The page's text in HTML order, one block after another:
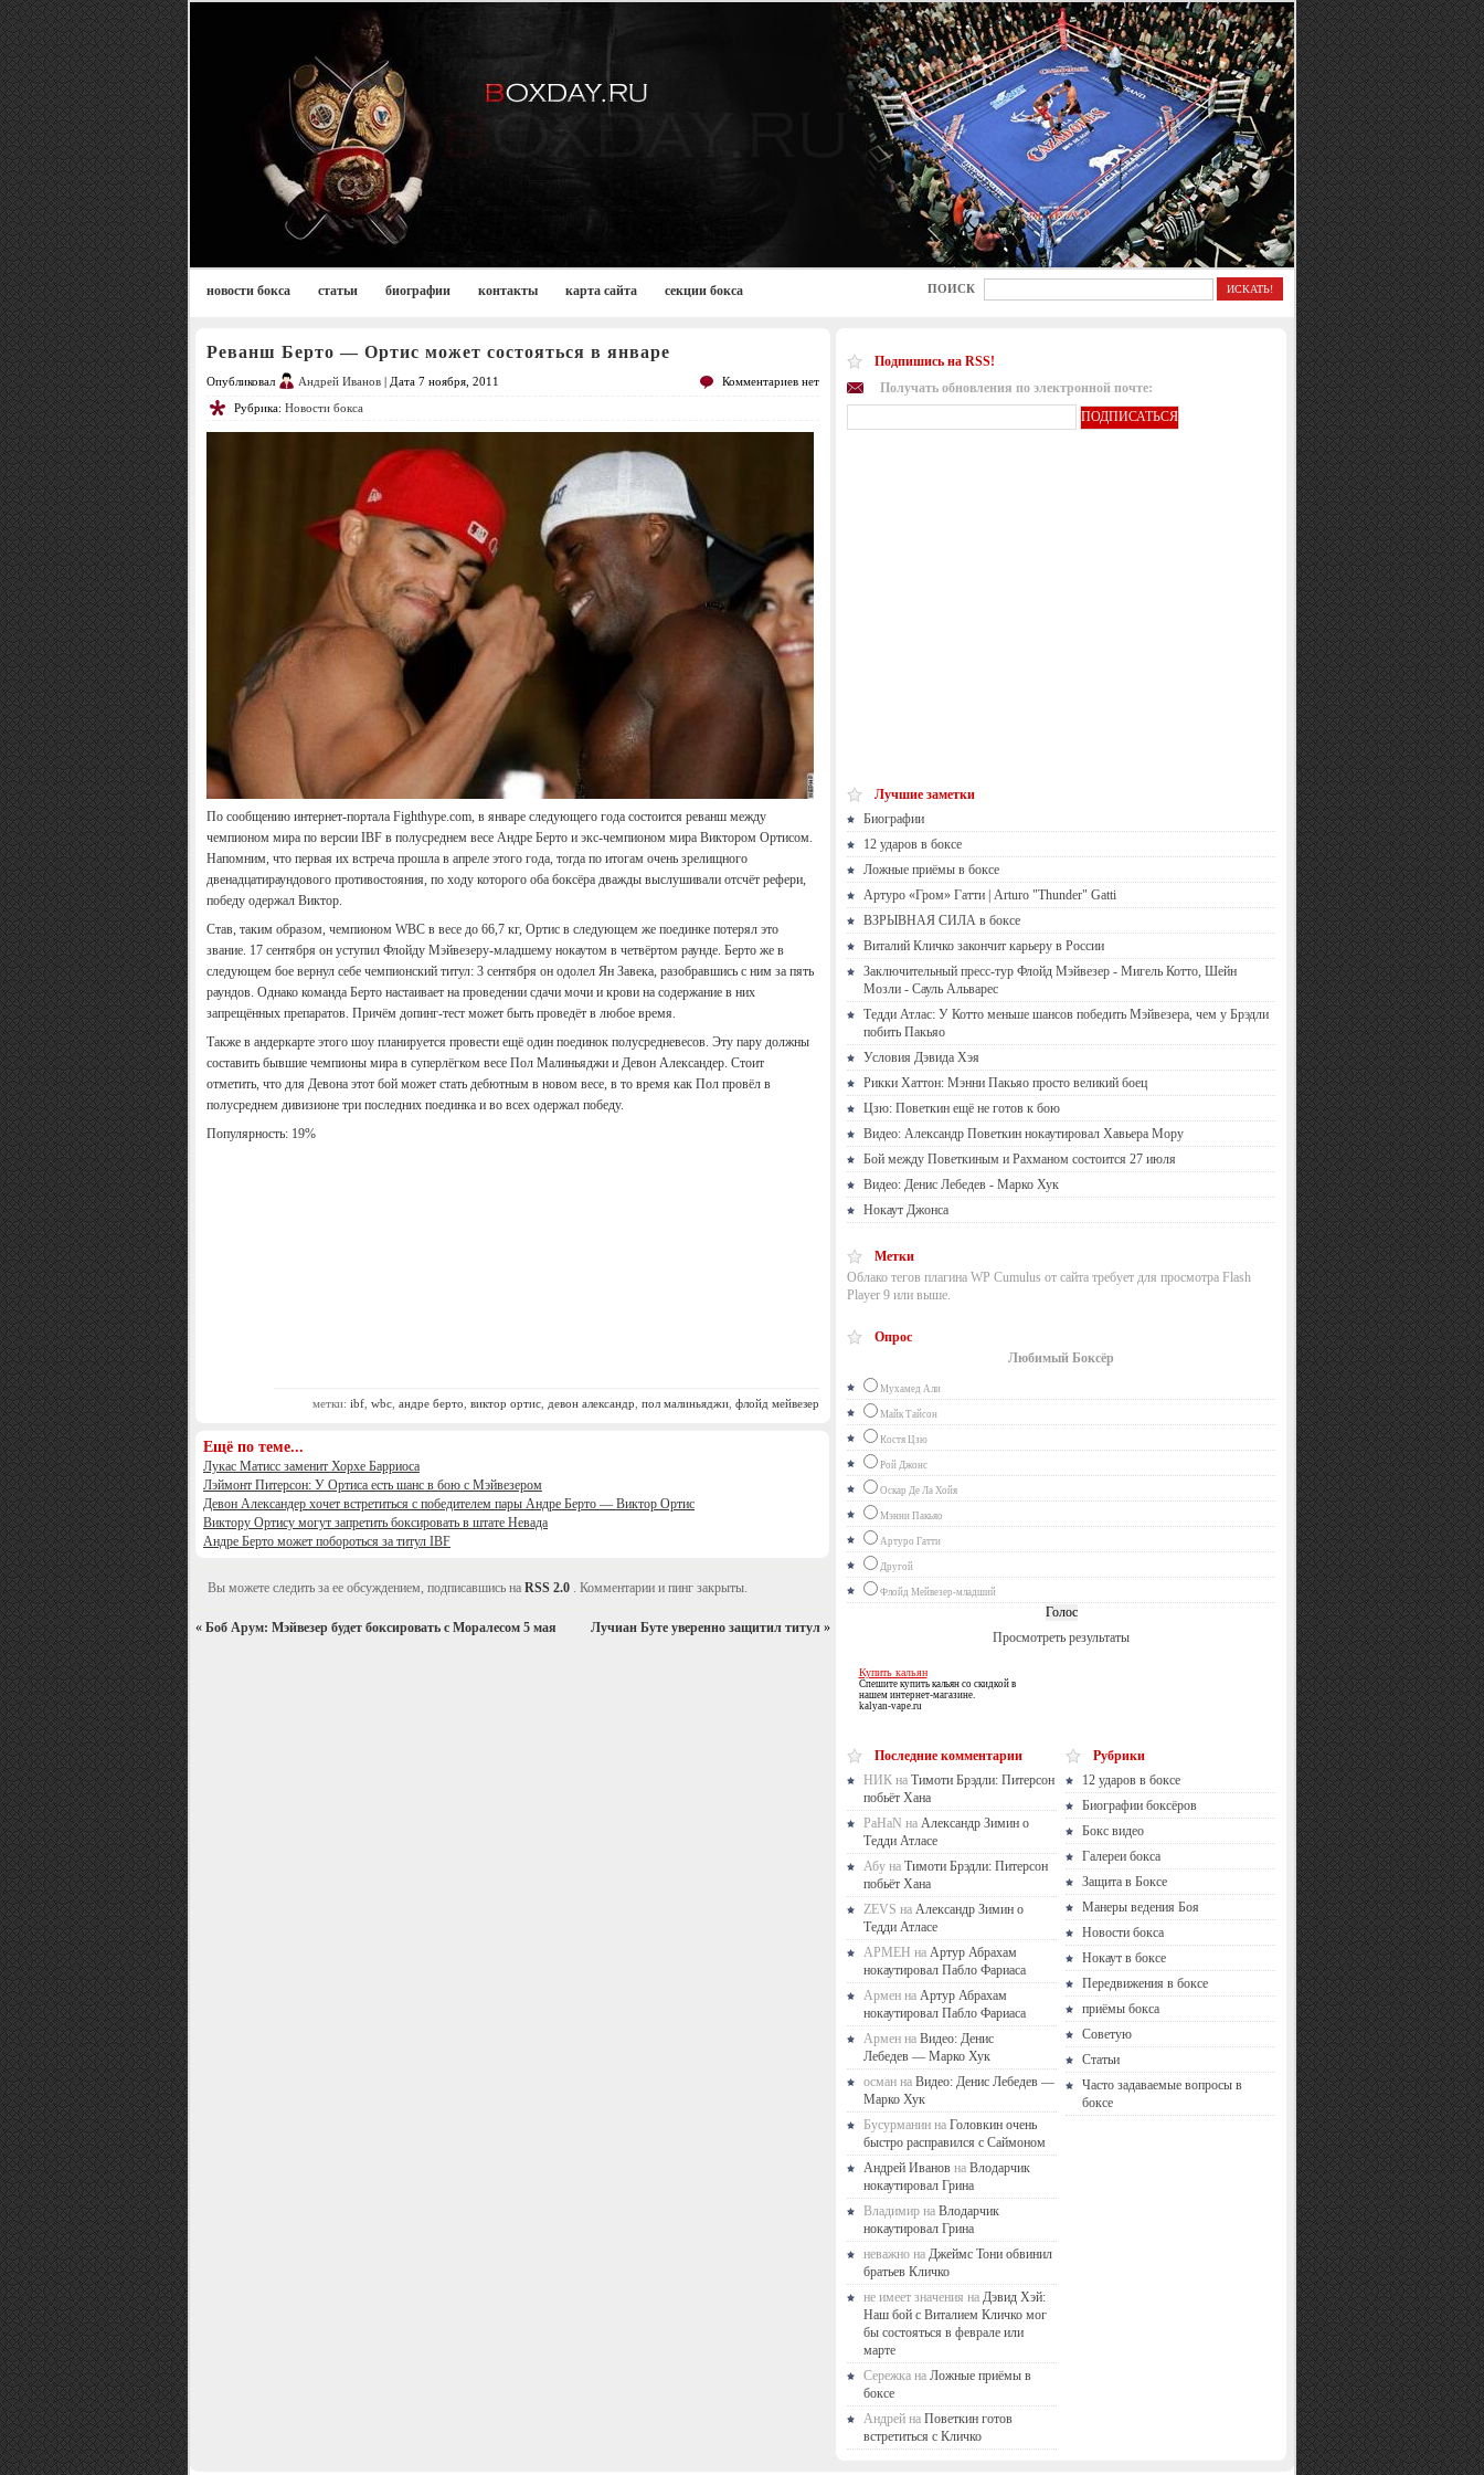
новости бокса статьи биографии контакты карта сайта секции бокса ПОИСК
Реванш Берто — Ортис может состояться в январе
Опубликовал Андрей Иванов | Дата 7 ноября, 2011
Комментариев нет
Рубрика: Новости бокса
По сообщению интернет-портала Fighthype.com, в январе следующего года состоится реванш между
чемпионом мира по версии IBF в полусреднем весе Андре Берто и экс-чемпионом мира Виктором Ортисом.
Напомним, что первая их встреча прошла в апреле этого года, тогда по итогам очень зрелищного
двенадцатираундового противостояния, по ходу которого оба боксёра дважды выслушивали отсчёт рефери,
победу одержал Виктор.
Став, таким образом, чемпионом WBC в весе до 66,7 кг, Ортис в следующем же поединке потерял это
звание. 17 сентября он уступил Флойду Мэйвезеру-младшему нокаутом в четвёртом раунде. Берто же в
следующем бое вернул себе чемпионский титул: 3 сентября он одолел Ян Завека, разобравшись с ним за пять
раундов. Однако команда Берто настаивает на проведении сдачи мочи и крови на содержание в них
запрещённых препаратов. Причём допинг-тест может быть проведёт в любое время.
Также в андеркарте этого шоу планируется провести ещё один поединок полусредневесов. Эту пару должны
составить бывшие чемпионы мира в суперлёгком весе Пол Малиньяджи и Девон Александер. Стоит
отметить, что для Девона этот бой может стать дебютным в новом весе, в то время как Пол провёл в
полусреднем дивизионе три последних поединка и во всех одержал победу.
Популярность: 19%
метки: ibf wbc андре берто виктор ортис девон александр пол малиньяджи флойд мейвезер
Ещё по теме...
Лукас Матисс заменит Хорхе Барриоса
Лэймонт Питерсон: У Ортиса есть шанс в бою с Мэйвезером
Девон Александер хочет встретиться с победителем пары Андре Берто — Виктор Ортис
Виктору Ортису могут запретить боксировать в штате Невада
Андре Берто может побороться за титул IBF
Вы можете следить за ее обсуждением, подписавшись на RSS 2.0 . Комментарии и пинг закрыты.
« Боб Арум: Мэйвезер будет боксировать с Моралесом 5 мая Лучиан Буте уверенно защитил титул »
Подпишись на RSS!
Получать обновления по электронной почте:
Лучшие заметки
Биографии
12 ударов в боксе
Ложные приёмы в боксе
Артуро «Гром» Гатти | Arturo "Thunder" Gatti
ВЗРЫВНАЯ СИЛА в боксе
Виталий Кличко закончит карьеру в России
Заключительный пресс-тур Флойд Мэйвезер - Мигель Котто, Шейн
Мозли - Сауль Альварес
Тедди Атлас: У Котто меньше шансов победить Мэйвезера, чем у Брэдли
побить Пакьяо
Условия Дэвида Хэя
Рикки Хаттон: Мэнни Пакьяо просто великий боец
Цзю: Поветкин ещё не готов к бою
Видео: Александр Поветкин нокаутировал Хавьера Мору
Бой между Поветкиным и Рахманом состоится 27 июля
Видео: Денис Лебедев - Марко Хук
Нокаут Джонса
Метки
Облако тегов плагина WP Cumulus от сайта требует для просмотра Flash
Player 9 или выше.
Опрос
Любимый Боксёр
Мухамед Али
Майк Тайсон
Костя Цзю
Рой Джонс
Оскар Де Ла Хойя
Мэнни Пакьяо
Артуро Гатти
Другой
Флойд Мейвезер-младший
Просмотреть результаты
Купить кальян
Спешите купить кальян со скидкой в
нашем интернет-магазине.
kalyan-vape.ru
Последние комментарии
НИК на Тимоти Брэдли: Питерсон
побьёт Хана
PaHaN на Александр Зимин о
Тедди Атласе
Абу на Тимоти Брэдли: Питерсон
побьёт Хана
ZEVS на Александр Зимин о
Тедди Атласе
АРМЕН на Артур Абрахам
нокаутировал Пабло Фариаса
Армен на Артур Абрахам
нокаутировал Пабло Фариаса
Армен на Видео: Денис
Лебедев — Марко Хук
осман на Видео: Денис Лебедев —
Марко Хук
Бусурманин на Головкин очень
быстро расправился с Саймоном
Андрей Иванов на Влодарчик
нокаутировал Грина
Владимир на Влодарчик
нокаутировал Грина
неважно на Джеймс Тони обвинил
братьев Кличко
не имеет значения на Дэвид Хэй:
Наш бой с Виталием Кличко мог
бы состояться в феврале или
марте
Сережка на Ложные приёмы в
боксе
Андрей на Поветкин готов
встретиться с Кличко
Рубрики
12 ударов в боксе
Биографии боксёров
Бокс видео
Галереи бокса
Защита в Боксе
Манеры ведения Боя
Новости бокса
Нокаут в боксе
Передвижения в боксе
приёмы бокса
Советую
Статьи
Часто задаваемые вопросы в
боксе